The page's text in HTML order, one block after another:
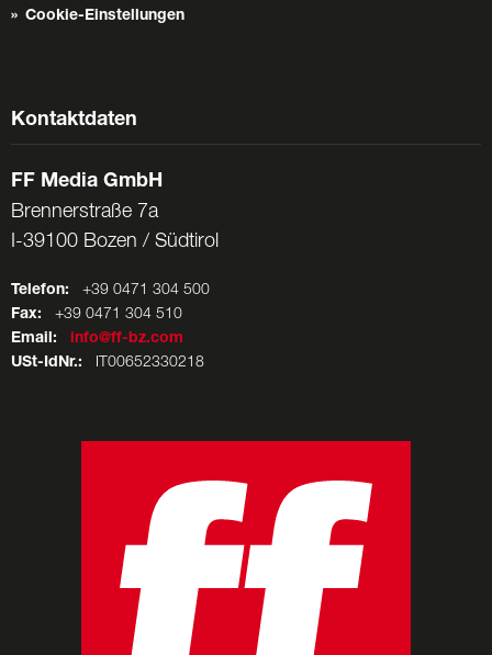
Cookie-Einstellungen
Kontaktdaten
FF Media GmbH
Brennerstraße 7a
I-39100 Bozen / Südtirol
Telefon: +39 0471 304 500
Fax: +39 0471 304 510
Email:
info@ff-bz.com
USt-IdNr.: IT00652330218